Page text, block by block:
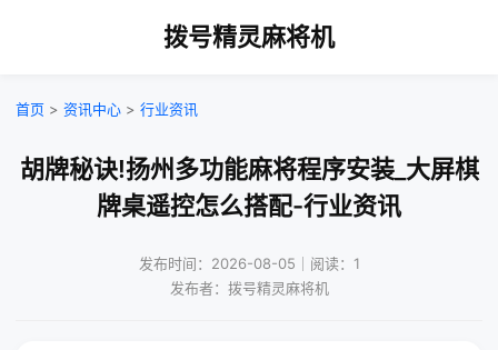
拨号精灵麻将机
首页 > 资讯中心 > 行业资讯
胡牌秘诀!扬州多功能麻将程序安装_大屏棋
牌桌遥控怎么搭配-行业资讯
发布时间：2026-08-05｜阅读：1
发布者：拨号精灵麻将机